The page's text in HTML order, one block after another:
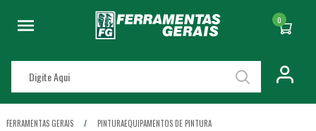
0
FERRAMENTAS GERAIS PINTURAEQUIPAMENTOS DE PINTURA